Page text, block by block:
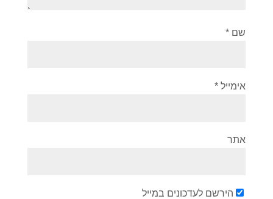
שם *
אימייל *
אתר
הירשם לעדכונים במייל